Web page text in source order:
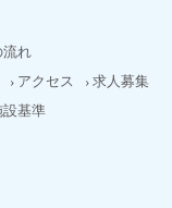
流れ
アクセス
求人募集
設基準